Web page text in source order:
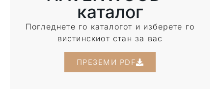
каталог
Погледнете го каталогот и изберете го
вистинскиот стан за вас
ПРЕЗЕМИ PDF